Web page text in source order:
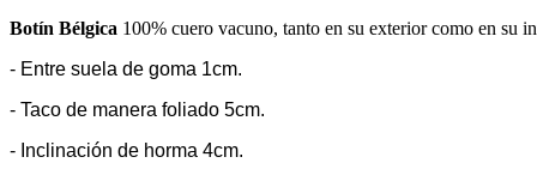
Botín Bélgica 100% cuero vacuno, tanto en su exterior como en su
- Entre suela de goma 1cm.
- Taco de manera foliado 5cm.
- Inclinación de horma 4cm.